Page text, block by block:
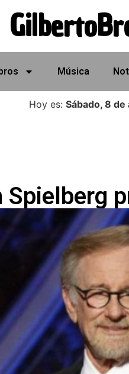
Música
Hoy es: Sábado, 8
Spielberg